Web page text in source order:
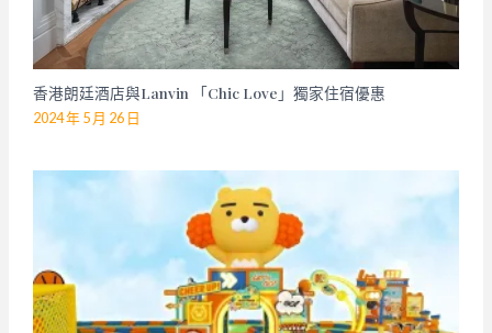
香港朗廷酒店與Lanvin 「Chic Love」獨家住宿優惠
2024 年 5 月 26 日